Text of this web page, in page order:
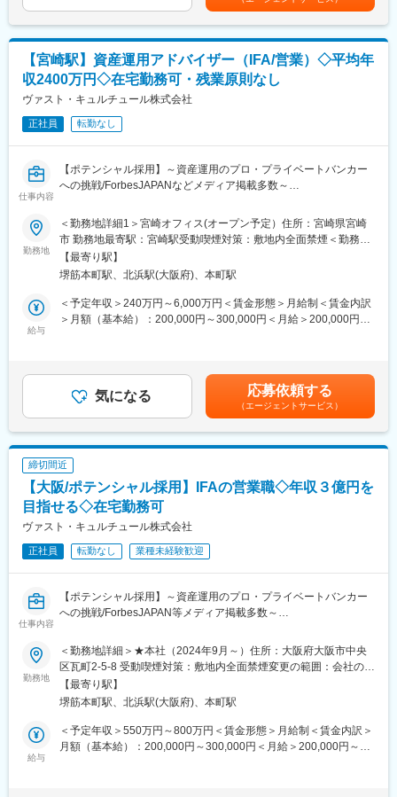
直近ではNECと資本提携をし、ますます事業拡大中です。今後、
富裕層中心のアプローチのみならず、経営層である20代～30代に
も注力し、事業拡大を図っています。
変更の範囲：会社の定める業務
当としてつき、成長・活躍できるようOJTを実行していきます。
新規開拓からアフターフォロー、独り立ちまでしっかりとサポー
トいたします。
【一人立ちの時期】
おおよそ２年程度を目安としておりますが、早い方だと半年で一
人前として昇格し、現在もご活躍頂いております。
【過去の入社者経歴】
信金/メガバンク/地銀証券会社/中堅証券会社
■当社の特徴・魅力：
営業開始から約２年半で預かり資産残高約３２０億円突破。豊富
なノウハウと、交流ネットワークがあります。
（2）トップダウンではない、フラットな社風
定期的に営業戦略会議を開催し、成功事例の共有や、お客様の相
ています。
（3）上を目指し続けられる環境
「独立系ファイナンシャルアドバイザー」とも呼ばれる、金融ア
ドバイザーの業態の一種です。既存の金融機関から独立している
ため、中立的な立場で顧客の立場に立った金融アドバイスが可能
です。金融先進国では既に比率が高いポジションで、今後日本で
も高く評価される兆しがあり将来性があるビジネスです。
変更の範囲：会社の定める業務
する可能性があります。月給(月額)は固定手当を含めた表記です。
【宮崎駅】資産運用アドバイザー（IFA/営業）◇平均年
収2400万円◇在宅勤務可・残業原則なし
ヴァスト・キュルチュール株式会社
正社員 転勤なし
仕事内容
【ポテンシャル採用】～資産運用のプロ・プライベートバンカー
への挑戦/ForbesJAPANなどメディア掲載多数～
当社では「お金で困る人がいない世界」の実現を目指し、富裕層
のお客様に向けて資産運用、財産管理、承継等のコンサルティン
グを行い、社会全体の課題解決に取り組んでいます。
■業務内容：
プライベートバンカー（資産運用アドバイザー）として以下の業
務をお任せいたします。
スを行い、次世代、またその先を見据え、専門家と協働し各プロ
ジェクトの成功を牽引します。
※営業スタイル：電話・商談（外回り）
当としてつき、成長・活躍できるようOJTを実行していきます。
新規開拓からアフターフォロー、独り立ちまでしっかりとサポー
トいたします。
【一人立ちの時期】
おおよそ２年程度を目安としておりますが、早い方だと半年で一
【過去の入社者経歴】
■当社の特徴・魅力：
（1）創業メンバーがスイスのプライベートバンク出身
なノウハウと、交流ネットワークがあります。
（2）トップダウンではない、フラットな社風
定期的に営業戦略会議を開催し、成功事例の共有や、お客様の相
談事に対する解決案を様々な角度から全員で考え意見を出し合っ
（3）上を目指し続けられる環境
富裕層向けのプライベートバンクである当社は取扱金額も大きい
勤務地
＜勤務地詳細1＞宮崎オフィス(オープン予定）住所：宮崎県宮崎
市 勤務地最寄駅：宮崎駅受動喫煙対策：敷地内全面禁煙＜勤務地
詳細2＞★本社（2024年9月～）住所：大阪府大阪市中央区瓦町2-
5-8 受動喫煙対策：敷地内全面禁煙変更の範囲：会社の定める事
【最寄り駅】
堺筋本町駅、北浜駅(大阪府)、本町駅
給与
＜予定年収＞240万円～6,000万円＜賃金形態＞月給制＜賃金内訳
＞月額（基本給）：200,000円～300,000円＜月給＞200,000円～
詳細は面談時にお伝えいたします。賃金はあくまでも目安の金額
であり、選考を通じて上下する可能性があります。月給(月額)は固
定手当を含めた表記です。
気になる 応募依頼する
（エージェントサービス）
締切間近
【大阪/ポテンシャル採用】IFAの営業職◇年収３億円を
目指せる◇在宅勤務可
ヴァスト・キュルチュール株式会社
正社員 転勤なし 業種未経験歓迎
仕事内容
【ポテンシャル採用】～資産運用のプロ・プライベートバンカー
への挑戦/ForbesJAPAN等メディア掲載多数～
当社では「お金で困る人がいない世界」の実現を目指し、富裕層
のお客様に向けて資産運用、財産管理、承継等のコンサルティン
グを行い、社会全体の課題解決に取り組んでいます。
■業務内容：
プライベートバンカー（資産運用アドバイザー）として以下の業
務をお任せいたします。
勤務地
＜勤務地詳細＞★本社（2024年9月～）住所：大阪府大阪市中央
区瓦町2-5-8 受動喫煙対策：敷地内全面禁煙変更の範囲：会社の定
める事業所（リモートワーク含む）
【最寄り駅】
堺筋本町駅、北浜駅(大阪府)、本町駅
給与
＜予定年収＞550万円～800万円＜賃金形態＞月給制＜賃金内訳＞
月額（基本給）：200,000円～300,000円＜月給＞200,000円～